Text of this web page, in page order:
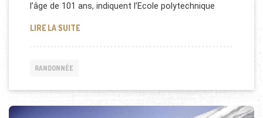
l’âge de 101 ans, indiquent l’Ecole polytechnique
LIRE LA SUITEUN ALPINISTE MEURT À 101 ANS
RANDONNÉE